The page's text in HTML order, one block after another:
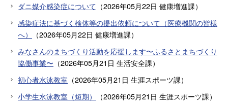
ダニ媒介感染症について （2026年05月22日 健康増進課）
感染症法に基づく検体等の提出依頼について（医療機関の皆様
へ）
（2026年05月22日 健康増進課）
みなさんのまちづくり活動を応援します〜ふるさとまちづくり
協働事業〜 （2026年05月21日 生活安全課）
初心者水泳教室 （2026年05月21日 生涯スポーツ課）
小学生水泳教室（短期）
（2026年05月21日 生涯スポーツ課）